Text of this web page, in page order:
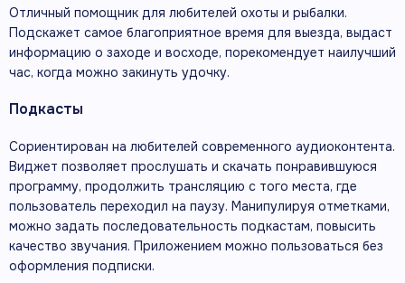
Отличный помощник для любителей охоты и рыбалки.
Подскажет самое благоприятное время для выезда, выдаст
информацию о заходе и восходе, порекомендует наилучший
час, когда можно закинуть удочку.
Подкасты
Сориентирован на любителей современного аудиоконтента.
Виджет позволяет прослушать и скачать понравившуюся
программу, продолжить трансляцию с того места, где
пользователь переходил на паузу. Манипулируя отметками,
можно задать последовательность подкастам, повысить
качество звучания. Приложением можно пользоваться без
оформления подписки.